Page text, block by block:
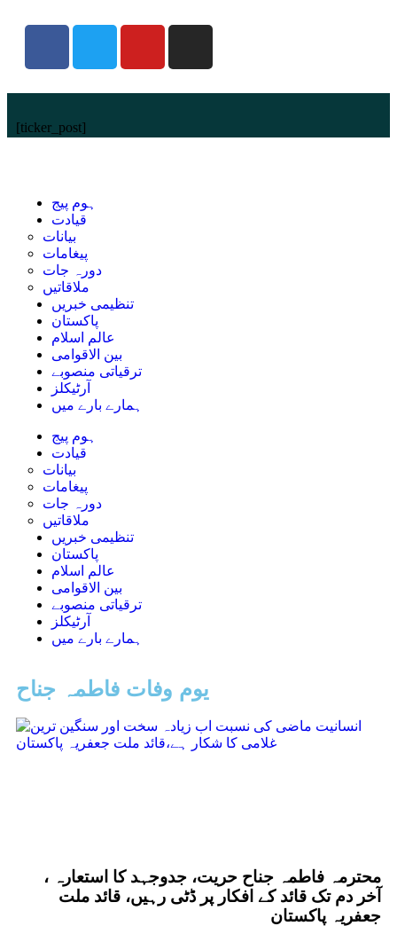
[ticker_post]
ہوم پیج
قیادت
بیانات
پیغامات
دورہ جات
ملاقاتیں
تنظیمی خبریں
پاکستان
عالم اسلام
بین الاقوامی
ترقیاتی منصوبے
آرٹیکلز
ہمارے بارے میں
ہوم پیج
قیادت
بیانات
پیغامات
دورہ جات
ملاقاتیں
تنظیمی خبریں
پاکستان
عالم اسلام
بین الاقوامی
ترقیاتی منصوبے
آرٹیکلز
ہمارے بارے میں
یوم وفات فاطمہ جناح
محترمہ فاطمہ جناح حریت، جدوجہد کا استعارہ ،
آخر دم تک قائد کے افکار پر ڈٹی رہیں، قائد ملت
جعفریہ پاکستان